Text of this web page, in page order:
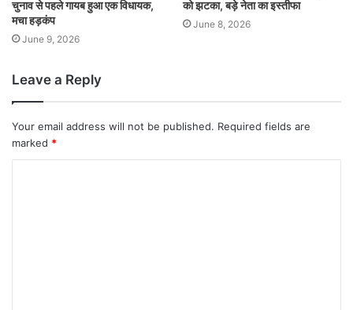
चुनाव से पहले गायब हुआ एक विधायक,
मचा हड़कंप
June 9, 2026
को झटका, बड़े नेता का इस्तीफा
June 8, 2026
Leave a Reply
Your email address will not be published. Required fields are
marked *